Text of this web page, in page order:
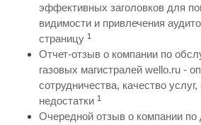
эффективных заголовков для
видимости и привлечения
страницу 1
Отчет-отзыв о компании по
газовых магистралей wello.ru -
сотрудничества, качество
недостатки 1
Очередной отзыв о компании по